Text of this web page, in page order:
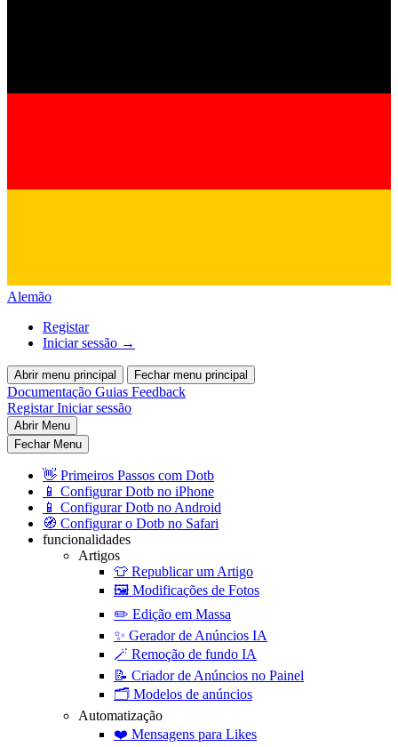
Alemão
Registar
Iniciar sessão →
Abrir menu principal Fechar menu principal
Documentação Guias Feedback
RegistarIniciar sessão
Abrir Menu
Fechar Menu
👋 Primeiros Passos com Dotb
📱 Configurar Dotb no iPhone
📱 Configurar Dotb no Android
🧭 Configurar o Dotb no Safari
funcionalidades
Artigos
👕 Republicar um Artigo
🖼️ Modificações de Fotos
✏️ Edição em Massa
✨ Gerador de Anúncios IA
🪄 Remoção de fundo IA
📝 Criador de Anúncios no Painel
🗂️ Modelos de anúncios
Automatização
❤️ Mensagens para Likes